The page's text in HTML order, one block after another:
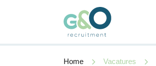
Home Vacatures